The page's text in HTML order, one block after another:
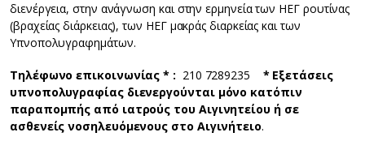
διενέργεια, στην ανάγνωση και στην ερμηνεία των ΗΕΓ ρουτίνας
(βραχείας διάρκειας), των ΗΕΓ μακράς διαρκείας και των
Υπνοπολυγραφημάτων.
Τηλέφωνο επικοινωνίας * : 210 7289235
* Εξετάσεις
υπνοπολυγραφίας διενεργούνται μόνο κατόπιν
παραπομπής από ιατρούς του Αιγινητείου ή σε
ασθενείς νοσηλευόμενους στο Αιγινήτειο.